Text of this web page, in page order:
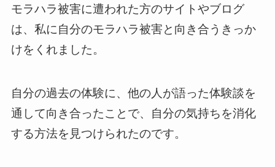
モラハラ被害に遭われた方のサイトやブログ
は、私に自分のモラハラ被害と向き合うきっか
けをくれました。
自分の過去の体験に、他の人が語った体験談を
通して向き合ったことで、自分の気持ちを消化
する方法を見つけられたのです。